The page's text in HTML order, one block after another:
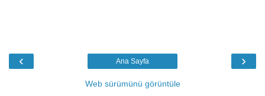
‹ ›
Ana Sayfa
Web sürümünü görüntüle